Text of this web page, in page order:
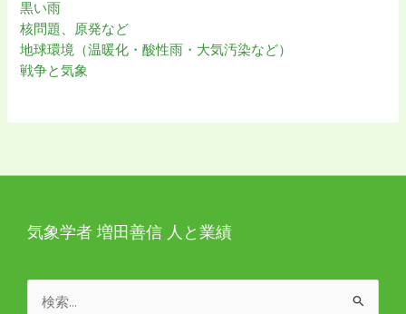
黒い雨
核問題、原発など
地球環境（温暖化・酸性雨・大気汚染など）
戦争と気象
気象学者 増田善信 人と業績